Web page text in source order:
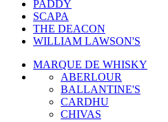
PADDY
SCAPA
THE DEACON
WILLIAM LAWSON'S
MARQUE DE WHISKY
ABERLOUR
BALLANTINE'S
CARDHU
CHIVAS